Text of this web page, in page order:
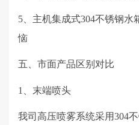
5 、主机集成式304不锈钢水
恼
五、 市面产品区别对比
1、末端喷头
我司高压喷雾系统采用304